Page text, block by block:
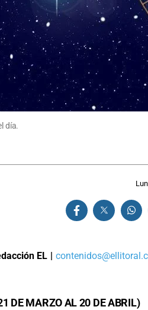
día.
EL |
DE MARZO AL 20 DE ABRIL)